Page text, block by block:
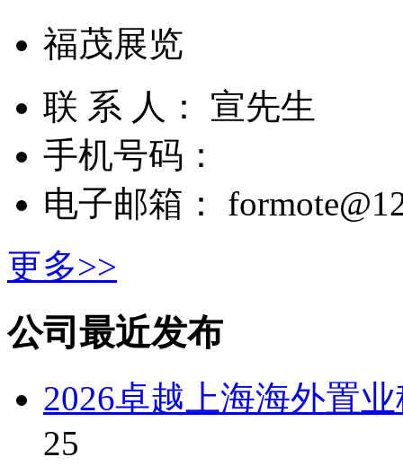
福茂展览
联 系 人： 宣先生
手机号码：
电子邮箱：
更多>>
公司最近发布
2026卓越上海海外置
25